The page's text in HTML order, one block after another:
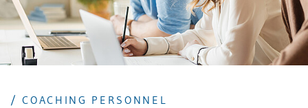
/ COACHING PERSONNEL